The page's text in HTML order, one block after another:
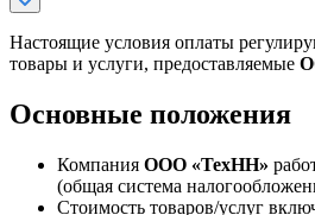
Настоящие условия оплаты
товары и услуги, предоставляемые
Основные положения
Компания ООО «ТехНН»
(общая система
Стоимость товаров/услуг